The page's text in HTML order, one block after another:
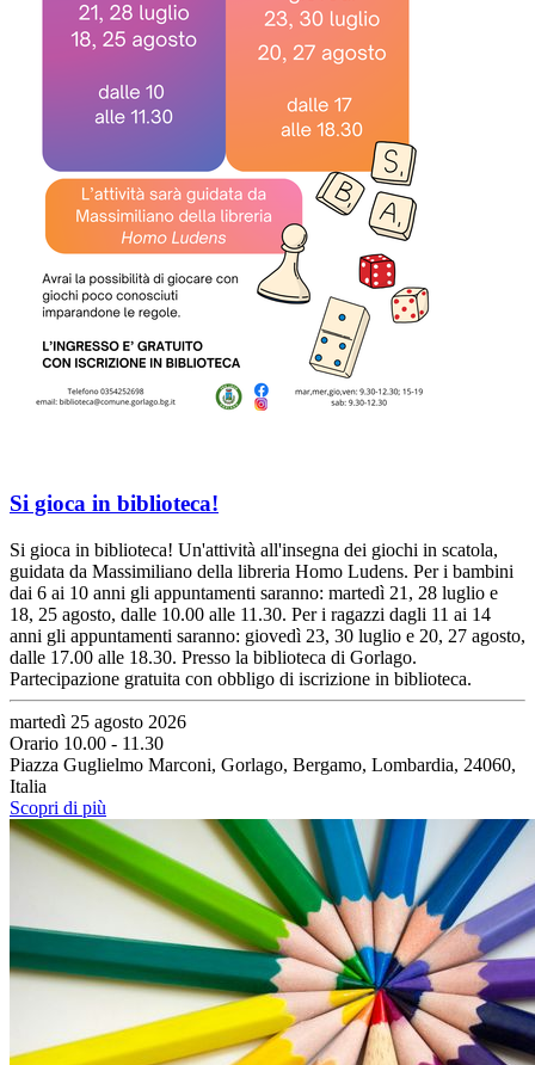
Si gioca in biblioteca!
Si gioca in biblioteca! Un'attività all'insegna dei giochi in scatola,
guidata da Massimiliano della libreria Homo Ludens. Per i bambini
dai 6 ai 10 anni gli appuntamenti saranno: martedì 21, 28 luglio e
18, 25 agosto, dalle 10.00 alle 11.30. Per i ragazzi dagli 11 ai 14
anni gli appuntamenti saranno: giovedì 23, 30 luglio e 20, 27 agosto,
dalle 17.00 alle 18.30. Presso la biblioteca di Gorlago.
Partecipazione gratuita con obbligo di iscrizione in biblioteca.
martedì 25 agosto 2026
Orario 10.00 - 11.30
Piazza Guglielmo Marconi, Gorlago, Bergamo, Lombardia, 24060,
Italia
Scopri di più